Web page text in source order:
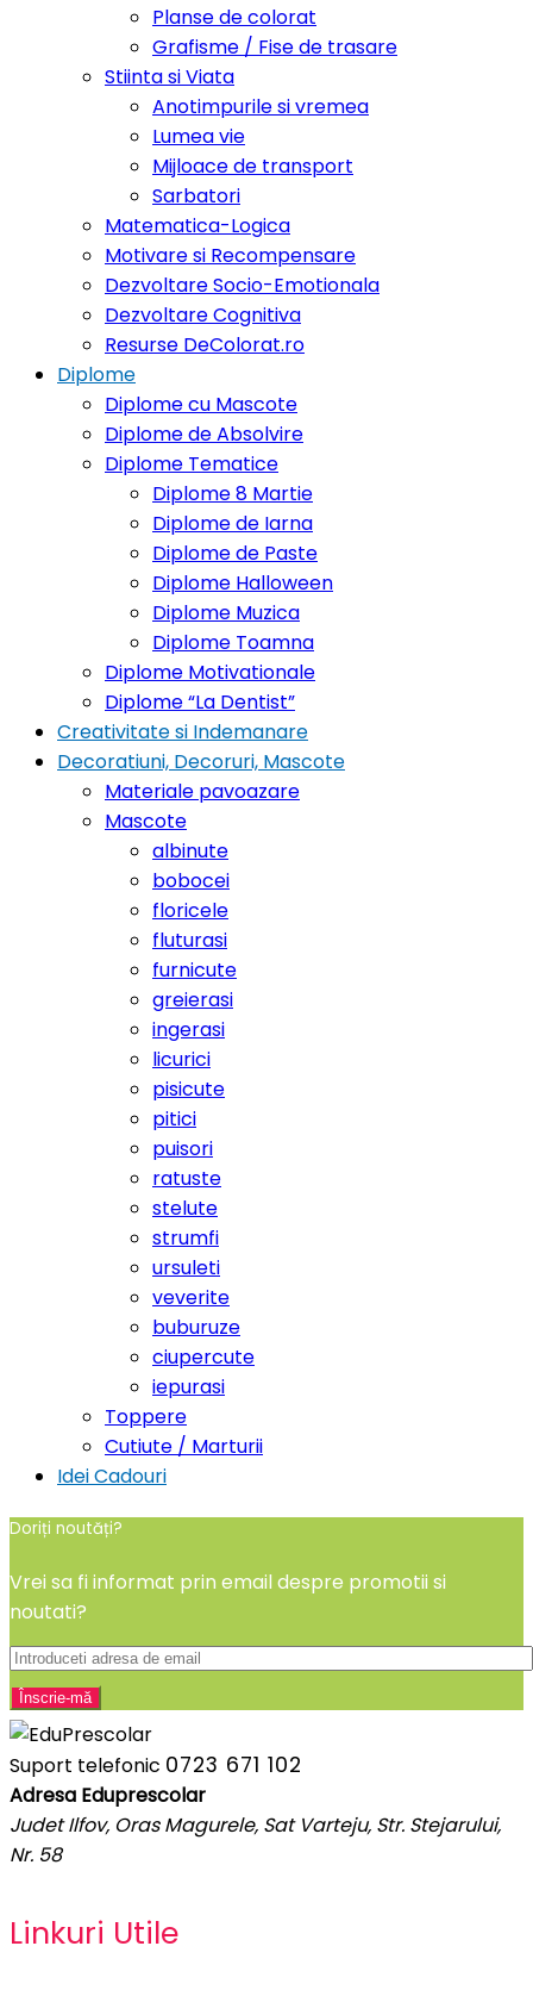
Planse de colorat
Grafisme / Fise de trasare
Stiinta si Viata
Anotimpurile si vremea
Lumea vie
Mijloace de transport
Sarbatori
Matematica-Logica
Motivare si Recompensare
Dezvoltare Socio-Emotionala
Dezvoltare Cognitiva
Resurse DeColorat.ro
Diplome
Diplome cu Mascote
Diplome de Absolvire
Diplome Tematice
Diplome 8 Martie
Diplome de Iarna
Diplome de Paste
Diplome Halloween
Diplome Muzica
Diplome Toamna
Diplome Motivationale
Diplome “La Dentist”
Creativitate si Indemanare
Decoratiuni, Decoruri, Mascote
Materiale pavoazare
Mascote
albinute
bobocei
floricele
fluturasi
furnicute
greierasi
ingerasi
licurici
pisicute
pitici
puisori
ratuste
stelute
strumfi
ursuleti
veverite
buburuze
ciupercute
iepurasi
Toppere
Cutiute / Marturii
Idei Cadouri
Doriți noutăți?
Vrei sa fi informat prin email despre promotii si
noutati?
Suport telefonic 0723 671 102
Adresa Eduprescolar
Judet Ilfov, Oras Magurele, Sat Varteju, Str. Stejarului,
Nr. 58
Linkuri Utile